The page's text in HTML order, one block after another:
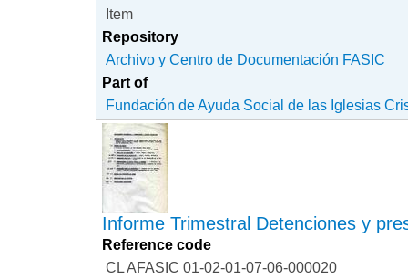
Item
Repository
Archivo y Centro de Documentación FASIC
Part of
Fundación de Ayuda Social de las Iglesias
Informe Trimestral Detenciones y
Reference code
CL AFASIC 01-02-01-07-06-000020